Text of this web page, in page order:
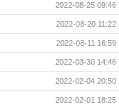
2022-08-25 09:46
2022-08-20 11:22
2022-08-11 16:59
2022-03-30 14:46
2022-02-04 20:50
2022-02-01 18:25